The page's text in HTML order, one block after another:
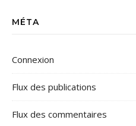
MÉTA
Connexion
Flux des publications
Flux des commentaires